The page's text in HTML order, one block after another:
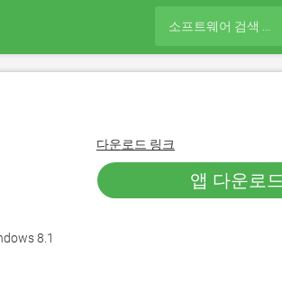
8.1
다운로드 링크
앱 다운로